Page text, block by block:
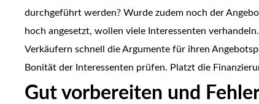
durchgeführt werden? Wurde zudem noch der
hoch angesetzt, wollen viele Interessenten
Verkäufern schnell die Argumente für ihren
Bonität der Interessenten prüfen. Platzt die
Gut vorbereiten und